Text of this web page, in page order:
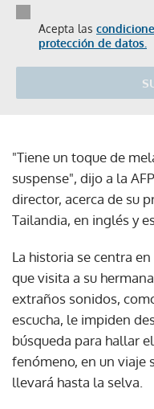
Acepta las
protección de datos.
"Tiene un toque de
suspense", dijo a la
director, acerca de su
Tailandia, en inglés y
La historia se centra
que visita a su
extraños sonidos,
escucha, le impiden
búsqueda para hallar
fenómeno, en un viaje
llevará hasta la selva.